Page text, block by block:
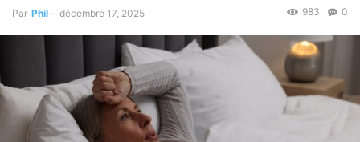
Par Phil - décembre 17, 2025 0
983